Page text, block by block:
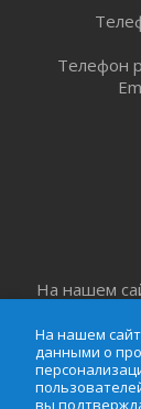
В
02 августа
Юхла,
летию
Лето без
01 августа
Болезнь
01 августа
Телефон
На нашем
сайтом,
На нашем
данными о
вы